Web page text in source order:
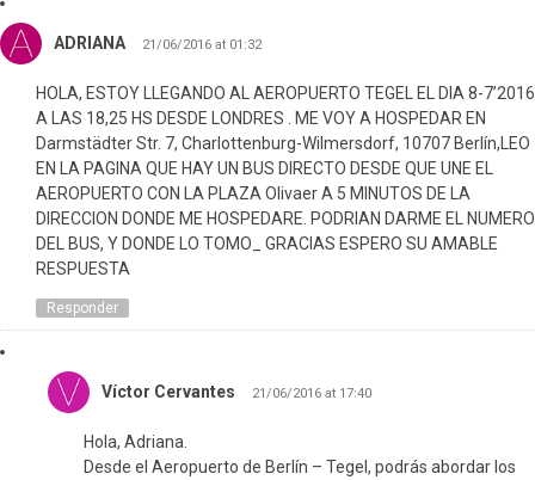
ADRIANA 21/06/2016 at 01:32
HOLA, ESTOY LLEGANDO AL AEROPUERTO TEGEL EL DIA 8-7’2016
A LAS 18,25 HS DESDE LONDRES . ME VOY A HOSPEDAR EN
Darmstädter Str. 7, Charlottenburg-Wilmersdorf, 10707 Berlín,LEO
EN LA PAGINA QUE HAY UN BUS DIRECTO DESDE QUE UNE EL
AEROPUERTO CON LA PLAZA Olivaer A 5 MINUTOS DE LA
DIRECCION DONDE ME HOSPEDARE. PODRIAN DARME EL NUMERO
DEL BUS, Y DONDE LO TOMO_ GRACIAS ESPERO SU AMABLE
RESPUESTA
Responder
Víctor Cervantes 21/06/2016 at 17:40
Hola, Adriana.
Desde el Aeropuerto de Berlín – Tegel, podrás abordar los